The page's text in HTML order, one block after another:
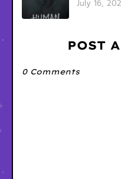
July 16,
POST
0 Comments